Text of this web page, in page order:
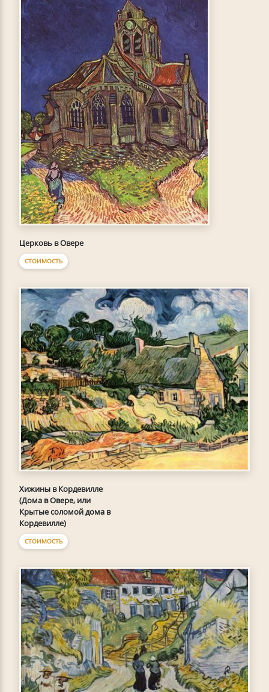
Церковь в Овере
СТОИМОСТЬ
Хижины в Кордевилле
(Дома в Овере, или
Крытые соломой дома в
Кордевилле)
СТОИМОСТЬ